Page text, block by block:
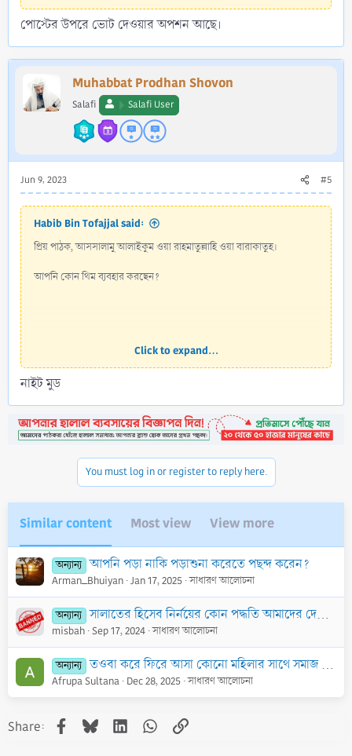
পোস্টের উপরে ভোট দেওয়ার অপশন আছে।
Muhabbat Prodhan Shovon
Salafi Salafi User
Jun 9, 2023 #5
Habib Bin Tofajjal said:
প্রিয় পাঠক, আসসালামু আলাইকুম ওয়া রাহমাতুল্লাহি ওয়া বারাকাতুহ।
আপনি কোন থিম ব্যবহার করছেন?
উপরে ভোট দিয়ে আমাদের জানান।
জাযাকুমুল্লাহু খাইরান।
ফোরামের অন্যান্যনিয়ম ও নীতিমালা
SalafiForum.com - ইলমের পথে সালাফদের সাথে।
Click to expand...
নাইট মুড
You must log in or register to reply here.
Similar content Most view View more
অন্যান্য আপনি পড়া নাকি পড়াশুনা করেতে পছন্দ করেন?
Arman_Bhuiyan Jan 17, 2025 সাধারণ আলোচনা
অন্যান্য সালাতের হিসেব নির্নয়ের কোন পদ্ধতি আমাদের দেশের জন্য উপযুক্ত?
misbah Sep 17, 2024 সাধারণ আলোচনা
অন্যান্য তওবা করে ফিরে আসা কোনো মহিলার সাথে সমাজ যে আচরণ করে-তার ব্যাপারে একটি প্রশ্ন-
Afrupa Sultana Dec 28, 2025 সাধারণ আলোচনা
Share: Facebook
BlueskyLinkedInWhatsApp
Link